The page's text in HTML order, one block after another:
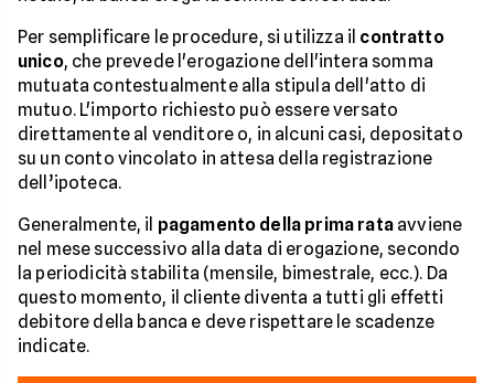
Per semplificare le procedure, si utilizza il contratto
unico, che prevede l'erogazione dell'intera somma
mutuata contestualmente alla stipula dell'atto di
mutuo. L'importo richiesto può essere versato
direttamente al venditore o, in alcuni casi, depositato
su un conto vincolato in attesa della registrazione
dell’ipoteca.
Generalmente, il pagamento della prima rataavviene
nel mese successivo alla data di erogazione, secondo
la periodicità stabilita (mensile, bimestrale, ecc.). Da
questo momento, il cliente diventa a tutti gli effetti
debitore della banca e deve rispettare le scadenze
indicate.